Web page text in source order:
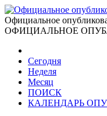
Официальное
ОФИЦИАЛЬНОЕ
Сегодня
Неделя
Месяц
ПОИСК
КАЛЕНДАРЬ